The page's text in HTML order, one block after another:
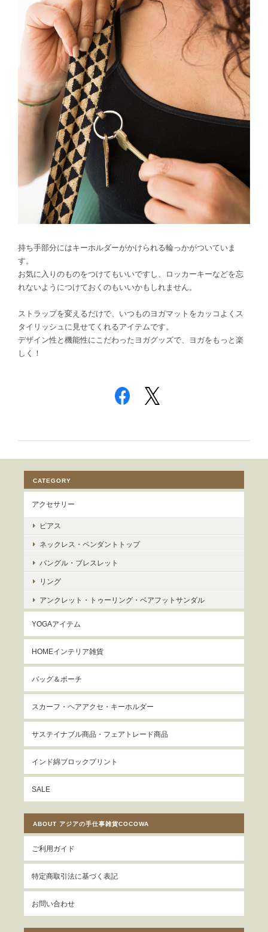
持ち手部分にはキーホルダーがかけられる輪っかがついていま
す。
お気に入りのものをつけてもいいですし、ロッカーキーなどを忘
れないようにつけておくのもいいかもしれません。
ストラップを変えるだけで、いつものヨガマットをカッコよくス
タイリッシュに見せてくれるアイテムです。
デザイン性と機能性にこだわったヨガグッズで、ヨガをもっと楽
しく！
CATEGORY
アクセサリー
ピアス
ネックレス・ペンダントトップ
バングル・ブレスレット
リング
アンクレット・トゥーリング・ベアフットサンダル
YOGAアイテム
HOMEインテリア雑貨
バッグ＆ポーチ
スカーフ・ヘアアクセ・キーホルダー
サステイナブル商品・フェアトレード商品
インド綿ブロックプリント
SALE
ABOUT アジアの手仕事雑貨COCOWA
ご利用ガイド
特定商取引法に基づく表記
お問い合わせ